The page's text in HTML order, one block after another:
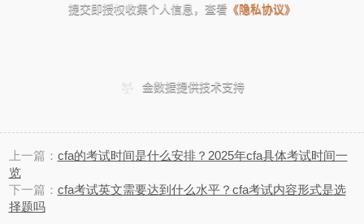
上一篇： cfa的考试时间是什么安排？‌2025年cfa具体考试时间一
览
下一篇： cfa考试英文需要达到什么水平？cfa考试内容形式是选
择题吗